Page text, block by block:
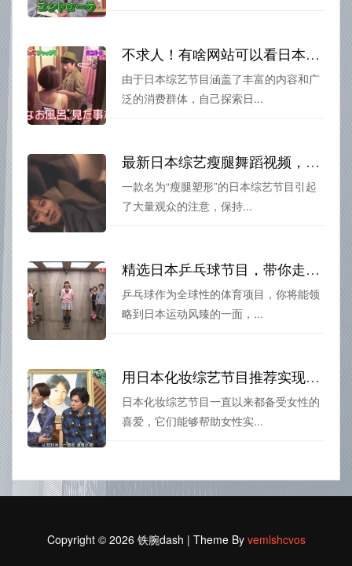
不求人！有啥网站可以看日本综艺，自己探索轻松搞定
由于日本综艺节目涵盖了丰富的内容和广
泛的消费群体，自己探索日...
最新日本综艺瘦腿舞蹈视频，让你的大长腿不再难求
一款名为“瘦腿塑形”的日本综艺节目引起
了大量观众的注意，保持...
精选日本乒乓球节目，带你走进乒乓球世界的精彩
乒乓球作为全球性的体育项目，你将能领
略到日本运动风臻的一面，...
用日本化妆综艺节目推荐实现美丽梦想，提高女性的自信与魅力
日本化妆综艺节目一直以来都备受女性的
喜爱，它们能够帮助女性实...
Copyright © 2026 铁腕dash | Theme By vemlshcvos